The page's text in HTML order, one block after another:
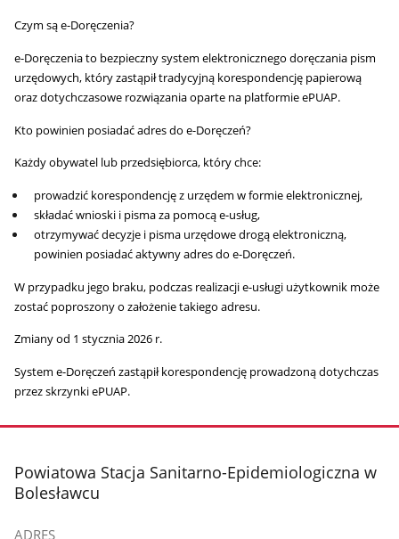
Czym są e-Doręczenia?
e-Doręczenia to bezpieczny system elektronicznego doręczania pism
urzędowych, który zastąpił tradycyjną korespondencję papierową
oraz dotychczasowe rozwiązania oparte na platformie ePUAP.
Kto powinien posiadać adres do e-Doręczeń?
Każdy obywatel lub przedsiębiorca, który chce:
prowadzić korespondencję z urzędem w formie elektronicznej,
składać wnioski i pisma za pomocą e-usług,
otrzymywać decyzje i pisma urzędowe drogą elektroniczną,
powinien posiadać aktywny adres do e-Doręczeń.
W przypadku jego braku, podczas realizacji e-usługi użytkownik może
zostać poproszony o założenie takiego adresu.
Zmiany od 1 stycznia 2026 r.
System e-Doręczeń zastąpił korespondencję prowadzoną dotychczas
przez skrzynki ePUAP.
stopka
Powiatowa Stacja Sanitarno-Epidemiologiczna w
Bolesławcu
ADRES